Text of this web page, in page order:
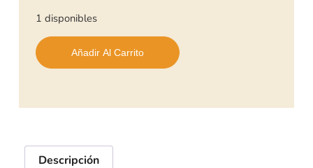
1 disponibles
Añadir Al Carrito
Descripción